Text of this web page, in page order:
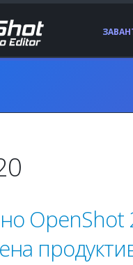
OpenShot